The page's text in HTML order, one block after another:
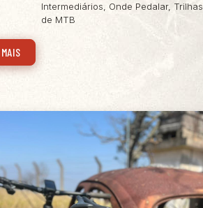
Intermediários
Onde Pedalar,Trilhas
de MTB